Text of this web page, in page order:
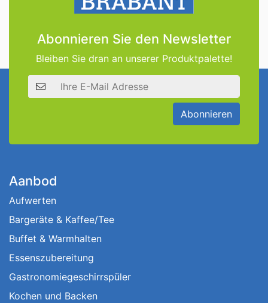
Abonnieren Sie den Newsletter
Bleiben Sie dran an unserer Produktpalette!
E-Mail Adresse
Abonnieren
Aanbod
Aufwerten
Bargeräte & Kaffee/Tee
Buffet & Warmhalten
Essenszubereitung
Gastronomiegeschirrspüler
Kochen und Backen